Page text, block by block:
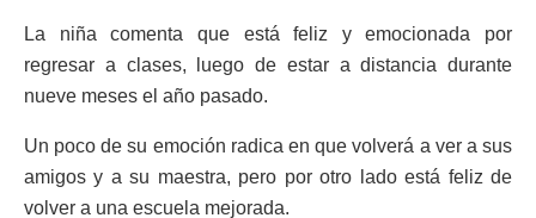
La niña comenta que está feliz y emocionada por
regresar a clases, luego de estar a distancia durante
nueve meses el año pasado.
Un poco de su emoción radica en que volverá a ver a sus
amigos y a su maestra, pero por otro lado está feliz de
volver a una escuela mejorada.